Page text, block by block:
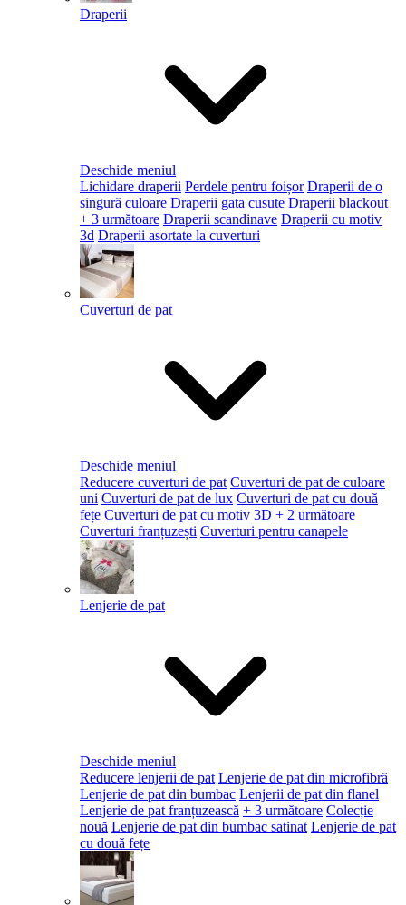
Draperii
Deschide meniul
Lichidare draperii Perdele pentru foișor Draperii de o
singură culoare Draperii gata cusute Draperii blackout
+ 3 următoare Draperii scandinave Draperii cu motiv
3d Draperii asortate la cuverturi
Cuverturi de pat
Deschide meniul
Reducere cuverturi de pat Cuverturi de pat de culoare
uni Cuverturi de pat de lux Cuverturi de pat cu două
fețe Cuverturi de pat cu motiv 3D + 2 următoare
Cuverturi franțuzești Cuverturi pentru canapele
Lenjerie de pat
Deschide meniul
Reducere lenjerii de pat Lenjerie de pat din microfibră
Lenjerie de pat din bumbac Lenjerii de pat din flanel
Lenjerie de pat franțuzească + 3 următoare Colecție
nouă Lenjerie de pat din bumbac satinat Lenjerie de pat
cu două fețe